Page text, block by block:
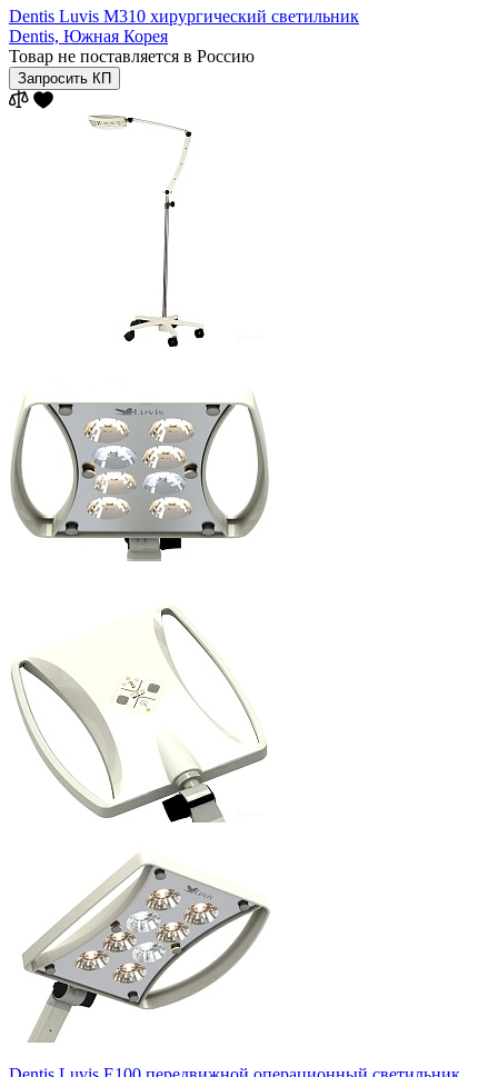
Dentis Luvis M310 хирургический светильник
Dentis, Южная Корея
Товар не поставляется в Россию
Запросить КП